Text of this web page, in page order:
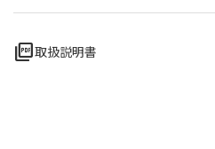
picture_as_pdf取扱説明書